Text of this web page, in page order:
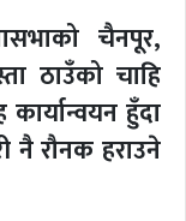
चैनपूर,
ठाउँको चाहि
हुँदा
नै रौनक हराउने